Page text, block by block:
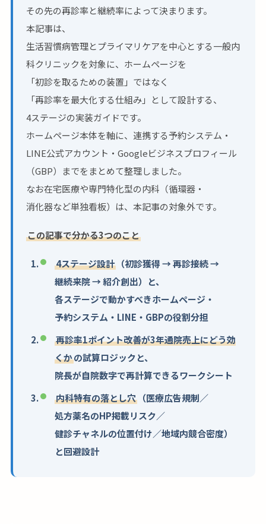
その先の再診率と継続率によって決まります。
本記事は、
生活習慣病管理とプライマリケアを中心とする一般内
科クリニックを対象に、ホームページを
「初診を取るための装置」ではなく
「再診率を最大化する仕組み」として設計する、
4ステージの実装ガイドです。
ホームページ本体を軸に、連携する予約システム・
LINE公式アカウント・Googleビジネスプロフィール
（GBP）までをまとめて整理しました。
なお在宅医療や専門特化型の内科（循環器・
消化器など単独看板）は、本記事の対象外です。
この記事で分かる3つのこと
4ステージ設計 （初診獲得 → 再診接続 →
継続来院 → 紹介創出）と、
各ステージで動かすべきホームページ・
予約システム・LINE・GBPの役割分担
再診率1ポイント改善が3年通院売上にどう効
くかの試算ロジックと、
院長が自院数字で再計算できるワークシート
内科特有の落とし穴 （医療広告規制／
処方薬名のHP掲載リスク／
健診チャネルの位置付け／地域内競合密度）
と回避設計